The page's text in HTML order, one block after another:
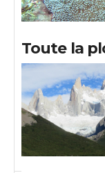
Toute la